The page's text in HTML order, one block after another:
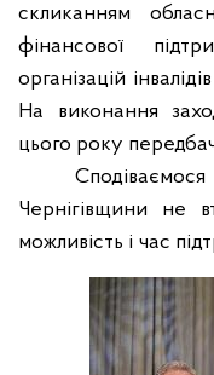
скликанням
фінансової
організацій
На виконання
цього року
Чернігівщини не
можливість і час